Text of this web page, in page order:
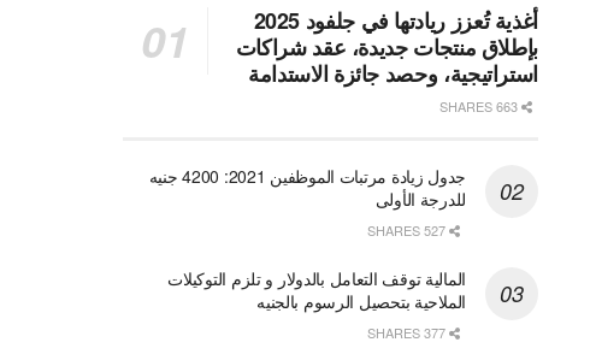
أغذية تُعزز ريادتها في جلفود 2025
بإطلاق منتجات جديدة، عقد شراكات
استراتيجية، وحصد جائزة الاستدامة
جدول زيادة مرتبات الموظفين 2021: 4200 جنيه
للدرجة الأولى
المالية توقف التعامل بالدولار و تلزم التوكيلات
الملاحية بتحصيل الرسوم بالجنيه